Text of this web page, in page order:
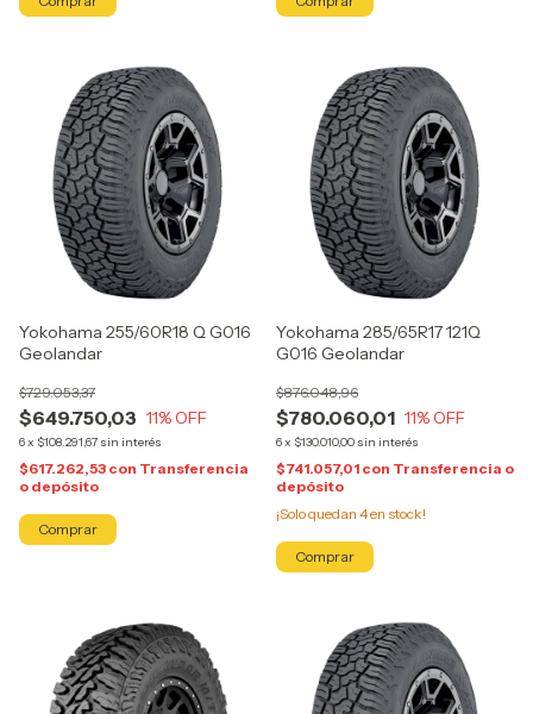
Yokohama 255/60R18 Q G016
Geolandar
$649.750,03
$729.053,37
11% OFF
6x $108.291,67 sin interés
$617.262,53 con Transferencia
o depósito
Yokohama 285/65R17 121Q
G016 Geolandar
$780.060,01
$876.048,96
11% OFF
6x $130.010,00 sin interés
$741.057,01 con Transferencia o
depósito
¡Solo quedan 4en stock!